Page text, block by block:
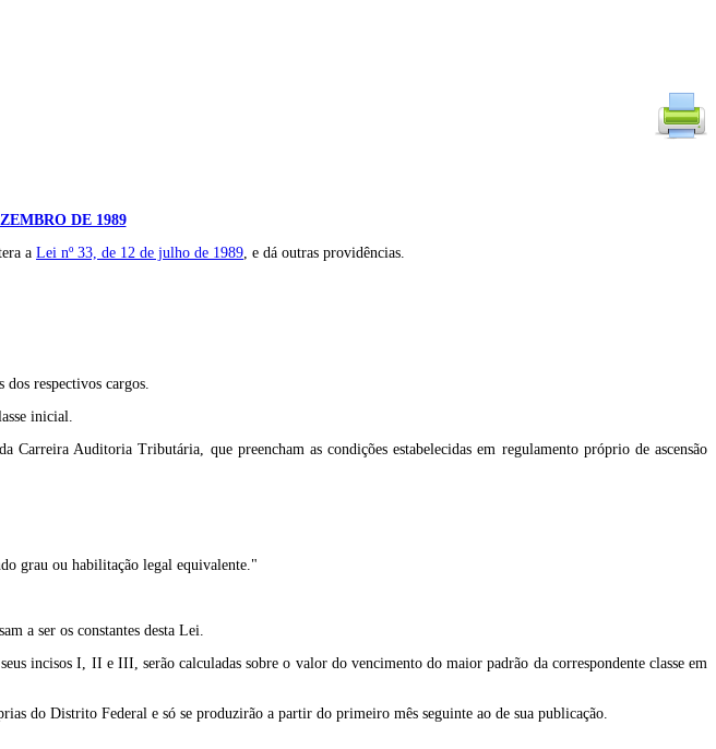
DE 1989
a Lei nº 33, de 12 de julho de 1989, e dá outras providências.
respectivos cargos.
inicial.
Auditoria Tributária, que preencham as condições estabelecidas em regulamento próprio de ascensão
grau ou habilitação legal equivalente."
a ser os constantes desta Lei.
incisos I, II e III, serão calculadas sobre o valor do vencimento do maior padrão da correspondente classe em
do Distrito Federal e só se produzirão a partir do primeiro mês seguinte ao de sua publicação.